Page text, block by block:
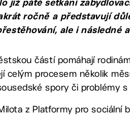
již páté setkání
ročně a představují
ale i následné
částí pomáhají
celým procesem několik
spory či problémy
z Platformy pro sociální